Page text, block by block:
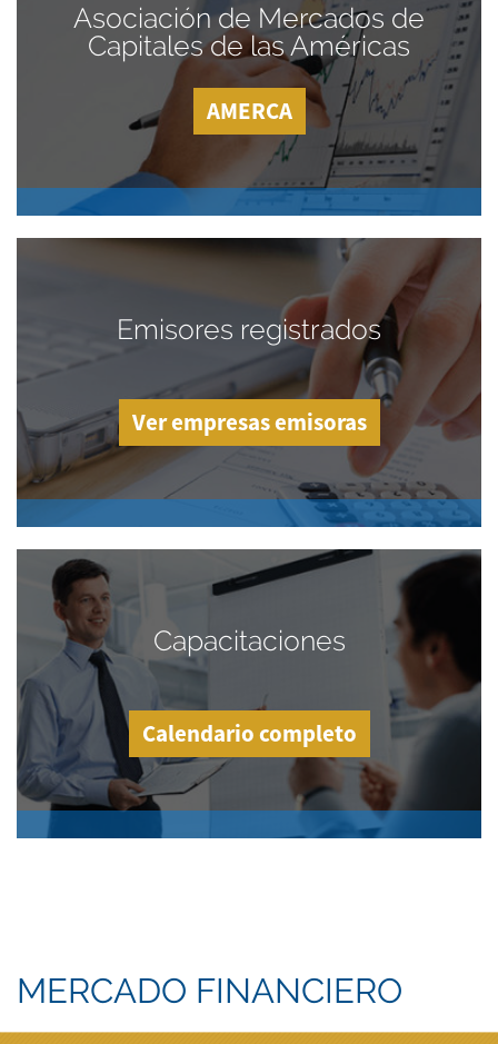
Asociación de Mercados de
Capitales de las Américas
AMERCA
Emisores registrados
Ver empresas emisoras
Capacitaciones
Calendario completo
MERCADO FINANCIERO